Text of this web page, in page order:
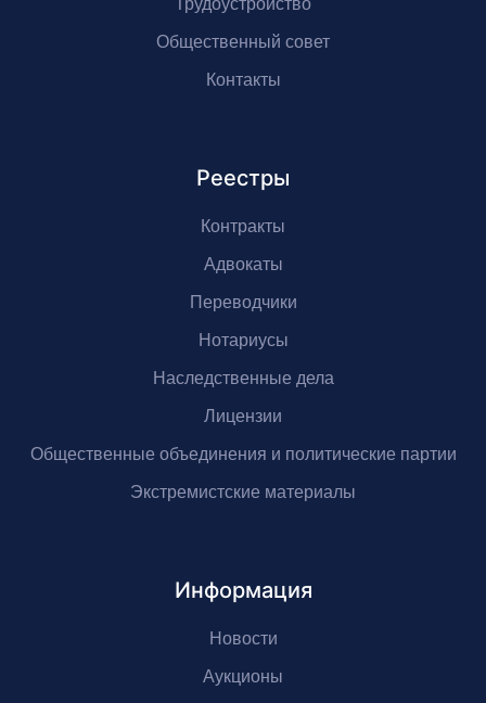
Трудоустройство
Общественный совет
Контакты
Реестры
Контракты
Адвокаты
Переводчики
Нотариусы
Наследственные дела
Лицензии
Общественные объединения и политические партии
Экстремистские материалы
Информация
Новости
Аукционы